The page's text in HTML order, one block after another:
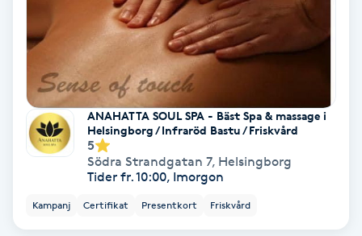
Vaxning brasiliansk
Veterinär
Vibrationsmassage
ANAHATTA SOUL SPA - Bäst Spa & massage i
Helsingborg / Infraröd Bastu / Friskvård
5
Södra Strandgatan 7, Helsingborg
Tider fr. 10:00, Imorgon
Kampanj Certifikat Presentkort Friskvård